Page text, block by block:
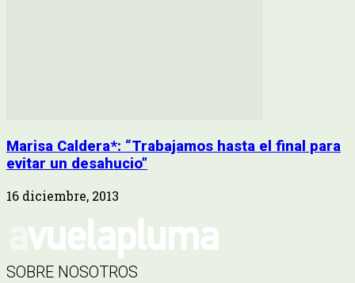
Marisa Caldera*: “Trabajamos hasta el final para
evitar un desahucio”
16 diciembre, 2013
SOBRE NOSOTROS